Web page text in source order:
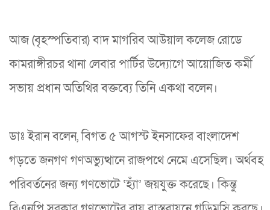
আজ (বৃহস্পতিবার) বাদ মাগরিব আউয়াল কলেজ রোডে
কামরাঙ্গীরচর থানা লেবার পার্টির উদ্যোগে আয়োজিত কর্মী
সভায় প্রধান অতিথির বক্তব্যে তিনি একথা বলেন।
ডাঃ ইরান বলেন, বিগত ৫ আগস্ট ইনসাফের বাংলাদেশ
গড়তে জনগণ গণঅভ্যুত্থানে রাজপথে নেমে এসেছিল। অর্থবহ
পরিবর্তনের জন্য গণভোটে ‘হ্যাঁ’ জয়যুক্ত করেছে। কিন্তু